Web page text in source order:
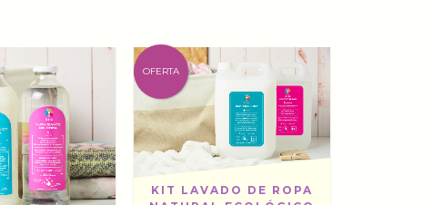
OFERTA
KIT LAVADO DE ROPA